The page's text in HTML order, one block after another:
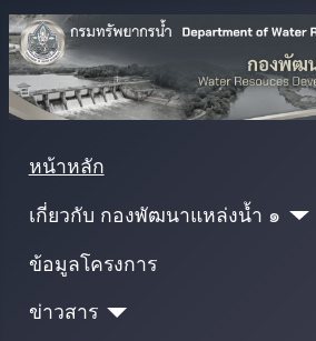
หน้าหลัก
เกี่ยวกับ กองพัฒนาแหล่งน้ำ ๑
ข้อมูลโครงการ
ข่าวสาร